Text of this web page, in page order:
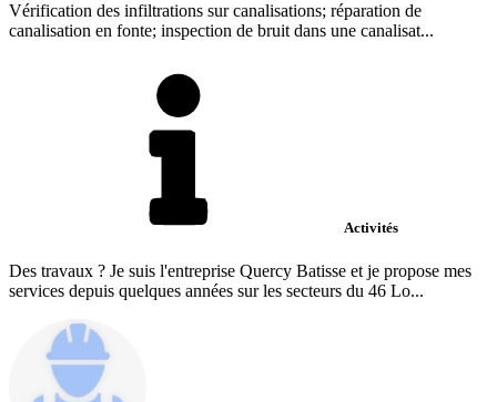
Vérification des infiltrations sur canalisations; réparation de
canalisation en fonte; inspection de bruit dans une canalisat...
Activités
Des travaux ? Je suis l'entreprise Quercy Batisse et je propose mes
services depuis quelques années sur les secteurs du 46 Lo...